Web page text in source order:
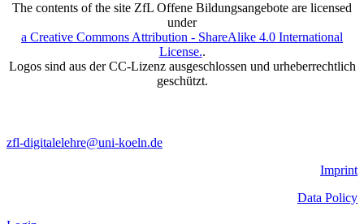
The contents of the site ZfL Offene Bildungsangebote are licensed
under
a Creative Commons Attribution - ShareAlike 4.0 International
License..
Logos sind aus der CC-Lizenz ausgeschlossen und urheberrechtlich
geschützt.
zfl-digitalelehre@uni-koeln.de
Imprint
Data Policy